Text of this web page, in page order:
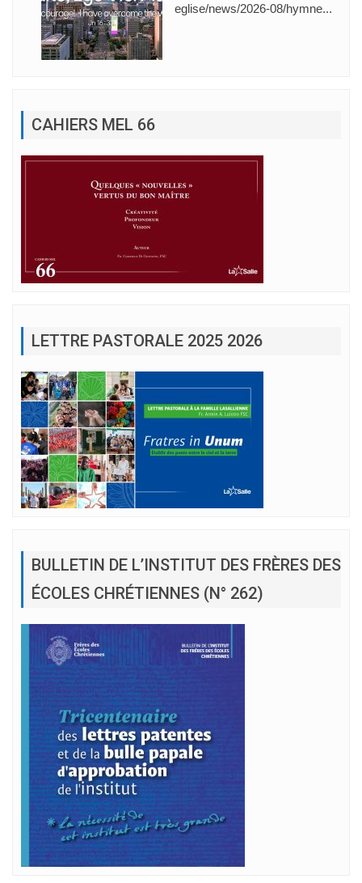
eglise/news/2026-08/hymne...
CAHIERS MEL 66
LETTRE PASTORALE 2025 2026
BULLETIN DE L’INSTITUT DES FRÈRES DES
ÉCOLES CHRÉTIENNES (N° 262)